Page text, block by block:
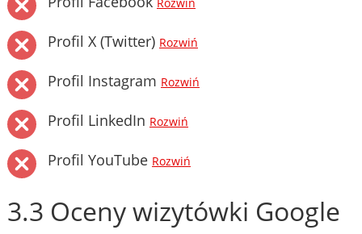
Rozwiń
Profil X (Twitter) Rozwiń
Profil Instagram Rozwiń
Profil LinkedIn Rozwiń
Profil YouTube Rozwiń
3.3 Oceny wizytówki Google